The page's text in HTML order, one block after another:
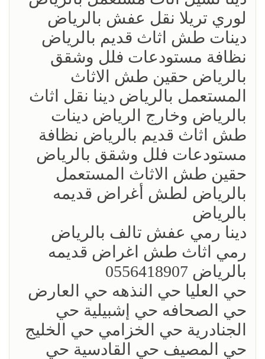
لوري تريلا نقل عفش بالرياض
دينات طش اثاث قديم بالرياض
نظافة مستودعات فلل وشقق
بالرياض حقين طش الاثاث
المستعمل بالرياض دينا نقل اثاث
بالرياض وخارج الرياض دينات
طش اثاث قديم بالرياض نظافة
مستودعات فلل وشقق بالرياض
حقين طش الاثاث المستعمل
بالرياض لطش أغراض قديمه
بالرياض
‏دينا رمي عفش تالف بالرياض
رمي اثاث طش اغراض قديمه
بالرياض 0556418907
حي العليا حي النذهه حي العارض
حي الصحافه حي إشبيلية حي
الجنادرية حي الخزامي حي الخليج
حي المصيف حي القادسية حي